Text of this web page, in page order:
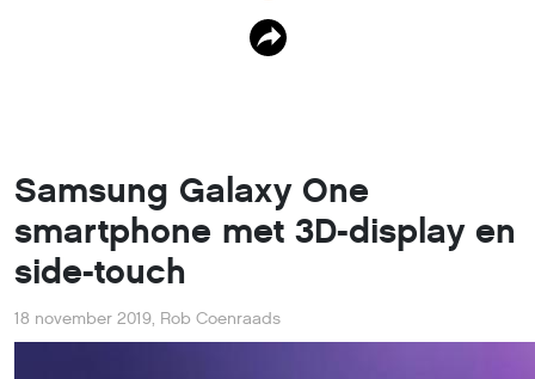
Samsung Galaxy One
smartphone met 3D-display en
side-touch
18 november 2019, Rob Coenraads